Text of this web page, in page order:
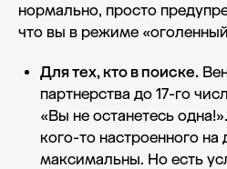
нормально, просто
что вы в режиме
Для тех, кто в поиске.
партнерства до 17-го
«Вы не останетесь
кого-то настроенного
максимальны. Но есть